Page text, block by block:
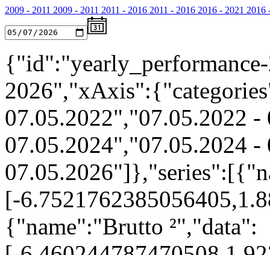
2009 - 2011 2009 - 2011 2011 - 2016 2011 - 2016 2016 - 2021 2016
07.05.2022","07.05.2022
07.05.2024","07.05.2024
[-
{"name":"Brutto ²","data":